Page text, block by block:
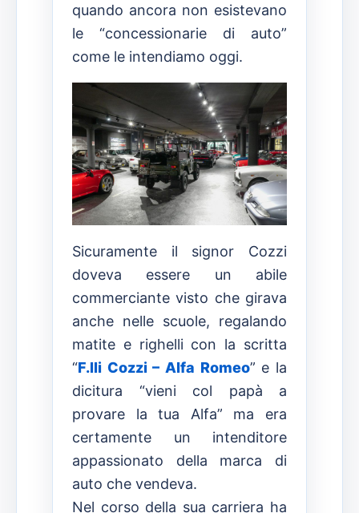
quando ancora non esistevano
le “concessionarie di auto”
come le intendiamo oggi.
Sicuramente il signor Cozzi
doveva essere un abile
commerciante visto che girava
anche nelle scuole, regalando
matite e righelli con la scritta
“F.lli Cozzi – Alfa Romeo” e la
dicitura “vieni col papà a
provare la tua Alfa” ma era
certamente un intenditore
appassionato della marca di
auto che vendeva.
Nel corso della sua carriera ha